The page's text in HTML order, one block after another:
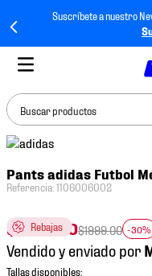
Suscríbete a nuestro
Buscar productos
Pants adidas Futbol
Referencia:1106006002
Rebajas
$1399.30$1999.00 -30%
Vendido y enviado por
BUSCADOS
2.
tenis hombre
3.
tenis